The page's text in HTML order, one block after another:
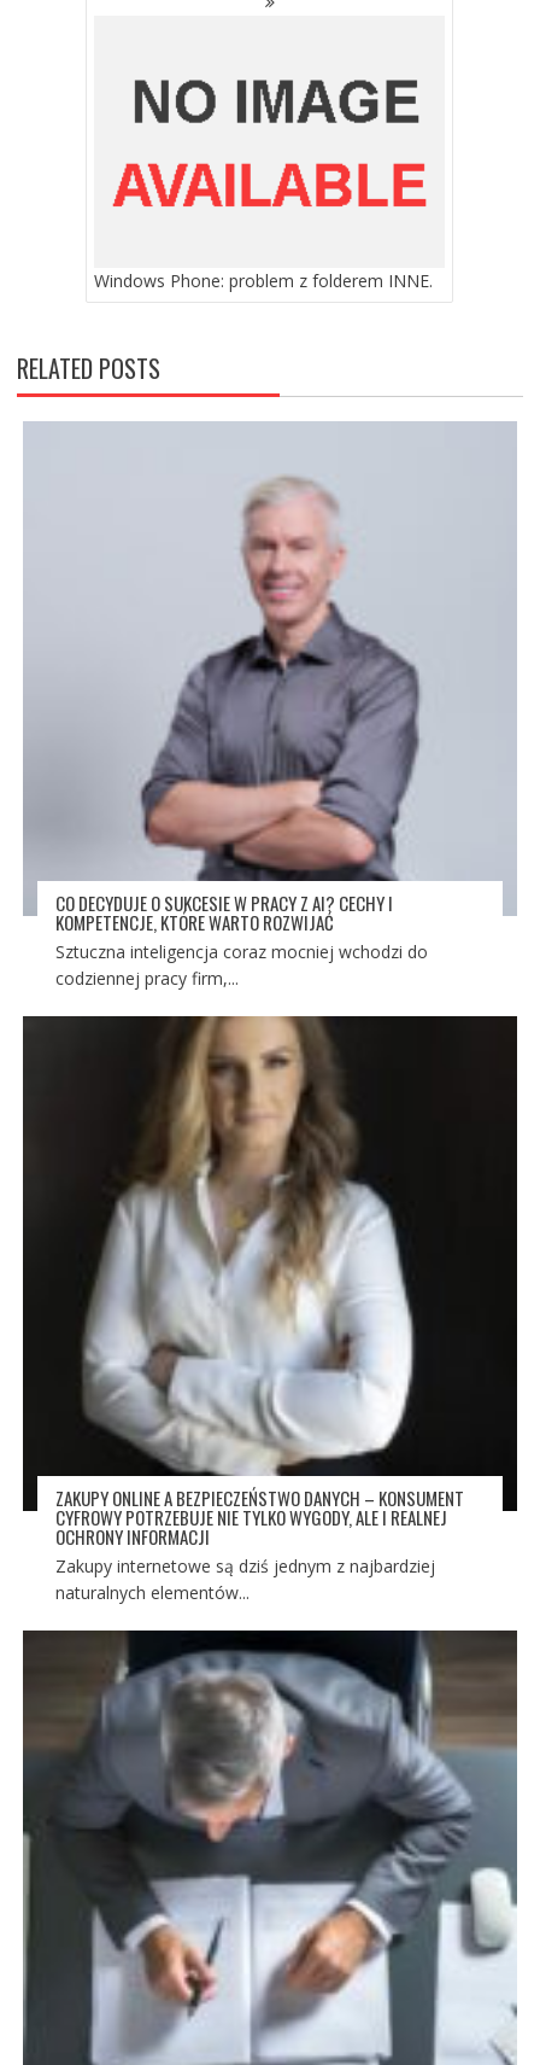
Windows Phone: problem z folderem INNE.
RELATED POSTS
CO DECYDUJE O SUKCESIE W PRACY Z AI? CECHY I
KOMPETENCJE, KTÓRE WARTO ROZWIJAĆ
Sztuczna inteligencja coraz mocniej wchodzi do
codziennej pracy firm,...
ZAKUPY ONLINE A BEZPIECZEŃSTWO DANYCH – KONSUMENT
CYFROWY POTRZEBUJE NIE TYLKO WYGODY, ALE I REALNEJ
OCHRONY INFORMACJI
Zakupy internetowe są dziś jednym z najbardziej
naturalnych elementów...